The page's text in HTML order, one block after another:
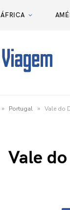
ÁFRICA
» Portugal » Vale do
Vale